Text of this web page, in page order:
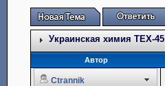
Украинская химия ТЕХ-45
Автор
Ctrannik